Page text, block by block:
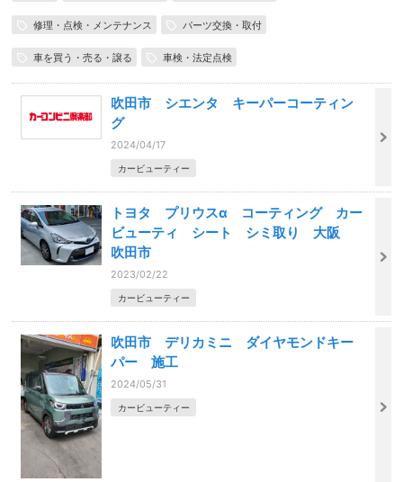
修理・点検・メンテナンス パーツ交換・取付
車を買う・売る・譲る 車検・法定点検
吹田市 シエンタ キーパーコーティン
グ
2024/04/17
カービューティー
トヨタ プリウスα コーティング カー
ビューティ シート シミ取り 大阪
吹田市
2023/02/22
カービューティー
吹田市 デリカミニ ダイヤモンドキー
パー 施工
2024/05/31
カービューティー